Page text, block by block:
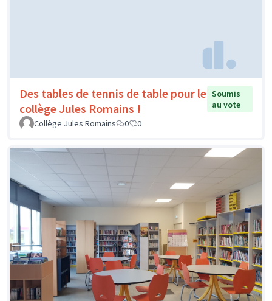
Des tables de tennis de table pour le
collège Jules Romains !
Soumis
au vote
Collège Jules Romains
0 0